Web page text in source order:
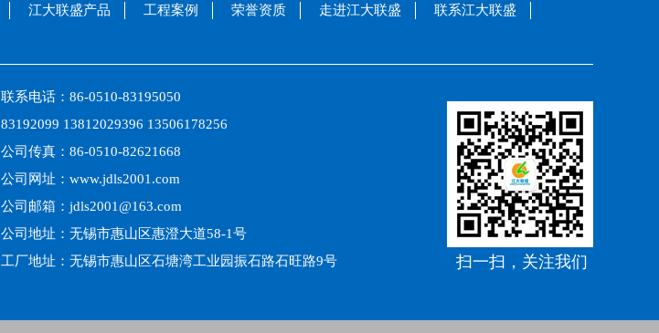
江大联盛产品 工程案例 荣誉资质 走进江大联盛
联系江大联盛
联系电话：86-0510-83195050
83192099 13812029396 13506178256
公司传真：86-0510-82621668
公司网址：www.jdls2001.com
公司邮箱：jdls2001@163.com
公司地址：无锡市惠山区惠澄大道58-1号
工厂地址：无锡市惠山区石塘湾工业园振石路石旺路9号
扫一扫，关注我们